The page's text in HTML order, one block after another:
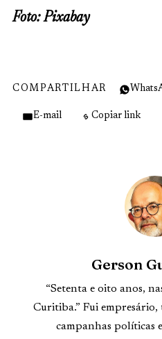
Foto: Pixabay
COMPARTILHAR
E-mail Copiar link
Gerson
“Setenta e oito anos,
Curitiba.” Fui empresário,
campanhas políticas